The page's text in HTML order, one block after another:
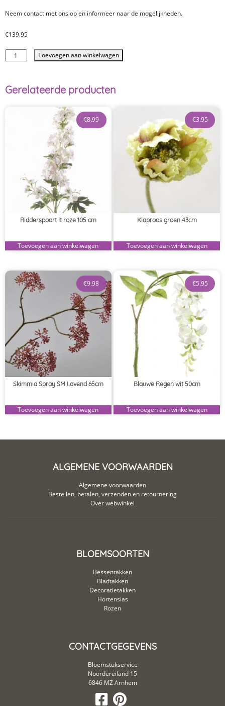
Neem contact met ons op en informeer naar de mogelijkheden.
€139.95
Toevoegen aan winkelwagen
Gerelateerde producten
Ridderspoort lt roze 105 cm
€8.99
Toevoegen aan winkelwagen
Klaproos groen 43cm
€3.95
Toevoegen aan winkelwagen
Skimmia Spray SM Lavend 65cm
€9.98
Toevoegen aan winkelwagen
Blauwe Regen wit 50cm
€5.95
Toevoegen aan winkelwagen
ALGEMENE VOORWAARDEN
Algemene voorwaarden
Bestellen, betalen, verzenden en retournering
Over webwinkel
BLOEMSOORTEN
Bessentakken
Bladtakken
Decoratietakken
Hortensias
Rozen
CONTACTGEGEVENS
Bloemstukservice
Noordereiland 15
6846 MZ Arnhem